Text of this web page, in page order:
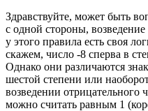
Здравствуйте, может быть
с одной стороны,
у этого правила есть своя
скажем, число -8 сперва в
Однако они различаются
шестой степени или
возведении отрицательного
можно считать равным 1